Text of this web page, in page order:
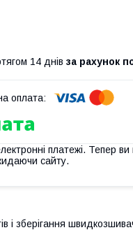
14 днів за рахунок
платежі. Тепер
сайту.
і зберігання